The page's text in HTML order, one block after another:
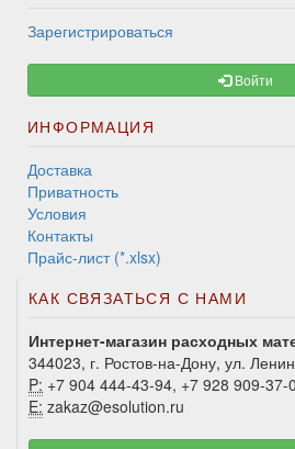
Зарегистрироваться
Войти
ИНФОРМАЦИЯ
Доставка
Приватность
Условия
Контакты
Прайс-лист (*.xlsx)
КАК СВЯЗАТЬСЯ С НАМИ
Интернет-магазин расходных
344023, г. Ростов-на-Дону, ул.
P: +7 904 444-43-94, +7 928 909-37-
E: zakaz@esolution.ru